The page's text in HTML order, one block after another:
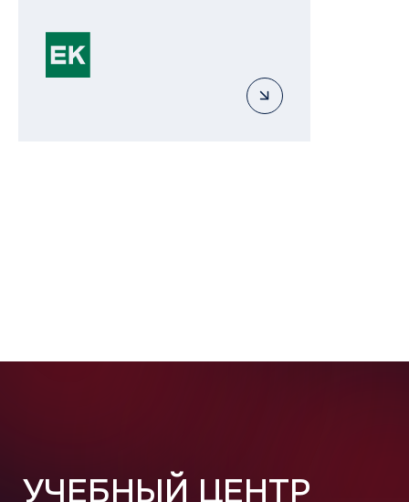
климатического оборудования, которые позволят
повысить профессионализм и экспертность
сотрудников компании, что влечёт рост продаж